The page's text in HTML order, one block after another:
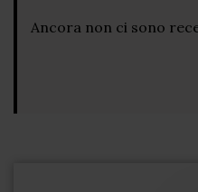
Ancora non ci sono